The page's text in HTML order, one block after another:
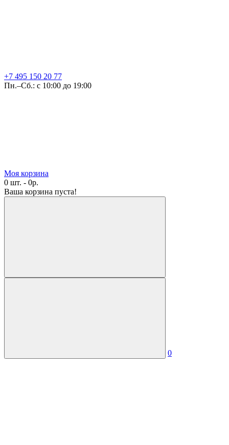
+7 495 150 20 77
Пн.–Сб.: с 10:00 до 19:00
Моя корзина
0 шт. - 0р.
Ваша корзина пуста!
0